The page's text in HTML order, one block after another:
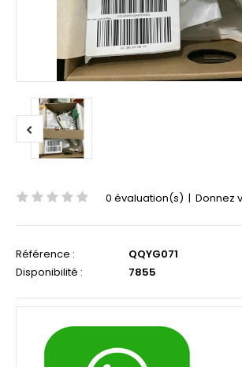
0 évaluation(s) | Donnez
Référence :
QQYG071
Disponibilité :
7855